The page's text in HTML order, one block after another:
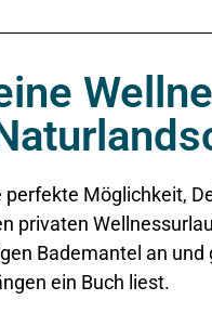
perfekte Möglichkeit,
privaten
Bademantel an
ein Buch liest.